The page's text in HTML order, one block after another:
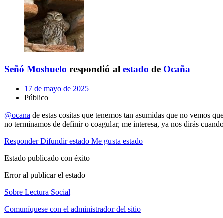
Señó Moshuelo respondió al estado de Ocaña
17 de mayo de 2025
Público
@ocana de estas cositas que tenemos tan asumidas que no vemos
no terminamos de definir o coagular, me interesa, ya nos dirás
Responder Difundir estado Me gusta estado
Estado publicado con éxito
Error al publicar el estado
Sobre Lectura Social
Comuníquese con el administrador del sitio